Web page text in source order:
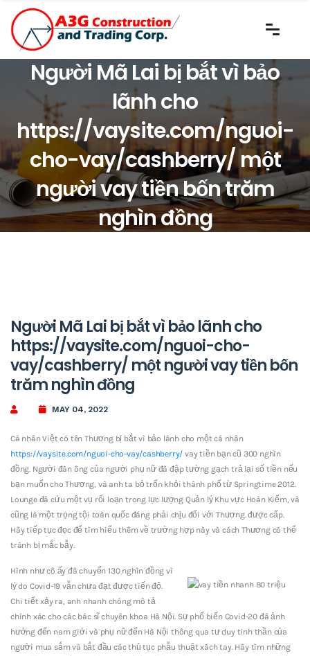
Người Mã Lai bị bắt vì bảo
lãnh cho
https://vaysite.com/nguoi-
cho-vay/cashberry/ một
người vay tiền bốn trăm
nghìn đồng
Người Mã Lai bị bắt vì bảo lãnh cho
https://vaysite.com/nguoi-cho-
vay/cashberry/ một người vay tiền bốn
trăm nghìn đồng
MAY 04, 2022
Cá nhân Việt có tên Thương bị bắt vì bảo lãnh cho một cá nhân
https://vaysite.com/nguoi-cho-vay/cashberry/ vay tiền bạn cũ 300 nghìn
đồng. Người đàn ông của người phụ nữ đã đập tường gạch trả lại số tiền nếu
bạn muốn cho Thương, và anh ta bỏ trốn khỏi thành phố từ Springtime 2012.
Lounge đã cứu một vụ rối loạn trong lực lượng Quản lý Khu vực Hoàn Kiếm, và
cũng là một trọng tội toàn quốc đáng phải chịu đối với Thương. được cấp.
Hãy tiếp tục đọc để tìm hiểu thêm về trường hợp này và cách Thương có thể
tránh bị mắc bẫy.
Hình như cô ấy đã chuyển 130 nghìn đồng vì
lý do Covid-19 vẫn chưa đạt được tiến độ.
Chi tiết xảy ra, anh nhanh chóng mô tả
chính xác cho các bác sĩ chuyên khoa Hà Nội. Sự phổ biến Covid-20 đã ảnh
hưởng đến nam giới và phụ nữ đến Hà Nội thông qua tư duy tinh thần của
người mua sắm và bắt đầu các thủ tục phẫu thuật xách tay. Hãy tìm những